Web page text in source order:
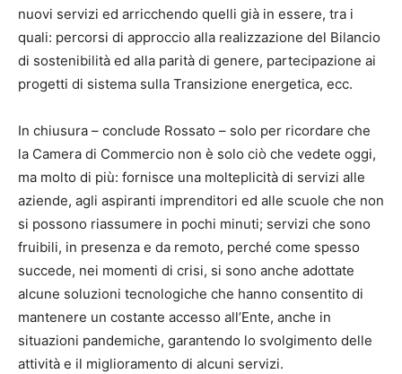
nuovi servizi ed arricchendo quelli già in essere, tra i
quali: percorsi di approccio alla realizzazione del Bilancio
di sostenibilità ed alla parità di genere, partecipazione ai
progetti di sistema sulla Transizione energetica, ecc.
In chiusura – conclude Rossato – solo per ricordare che
la Camera di Commercio non è solo ciò che vedete oggi,
ma molto di più: fornisce una molteplicità di servizi alle
aziende, agli aspiranti imprenditori ed alle scuole che non
si possono riassumere in pochi minuti; servizi che sono
fruibili, in presenza e da remoto, perché come spesso
succede, nei momenti di crisi, si sono anche adottate
alcune soluzioni tecnologiche che hanno consentito di
mantenere un costante accesso all’Ente, anche in
situazioni pandemiche, garantendo lo svolgimento delle
attività e il miglioramento di alcuni servizi.